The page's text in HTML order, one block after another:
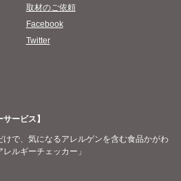
取材のご依頼
Facebook
Twitter
ービス】
けで、気になるアレルゲンを含む食品かがわ
ルギーチェッカー」